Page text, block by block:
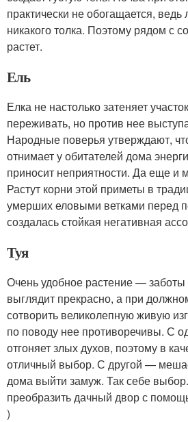
практически не обогащается, ведь
никакого толка. Поэтому рядом с
растет.
Ель
Елка не настолько затеняет
переживать, но против нее
Народные поверья утверждают,
отнимает у обитателей дома
приносит неприятности. Да еще и
Растут корни этой приметы в
умерших еловыми ветками перед
создалась стойкая негативная
Туя
Очень удобное растение — заботы
выглядит прекрасно, а при
сотворить великолепную живую
по поводу нее противоречивы. С
отгоняет злых духов, поэтому в
отличный выбор. С другой —
дома выйти замуж. Так себе
преобразить дачный двор с
)